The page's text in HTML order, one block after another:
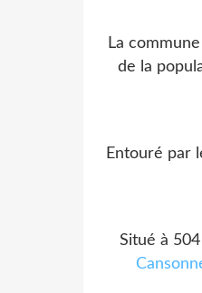
La
de la
Entouré par
Situé à